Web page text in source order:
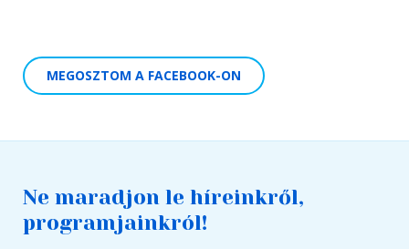
MEGOSZTOM A FACEBOOK-ON
Ne maradjon le híreinkről,
programjainkról!